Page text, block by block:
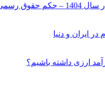
رسمی
ایران و دنیا
ارزی داشته باشیم؟